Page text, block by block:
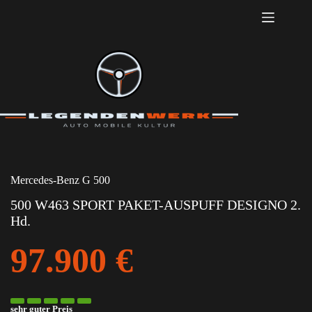
Mercedes-Benz G 500
500 W463 SPORT PAKET-AUSPUFF DESIGNO 2.
Hd.
97.900 €
sehr guter Preis